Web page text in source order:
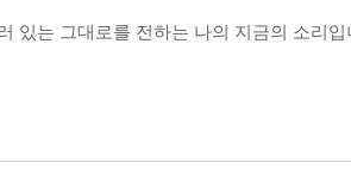
있는 그대로를 전하는 나의 지금의 소리